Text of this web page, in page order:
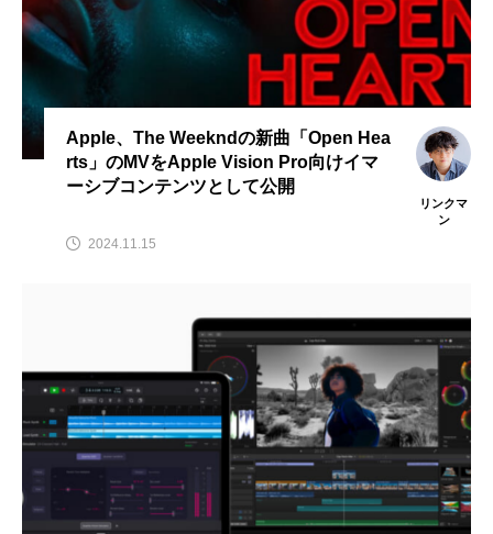
Apple、The Weekndの新曲「Open Hea
rts」のMVをApple Vision Pro向けイマ
ーシブコンテンツとして公開
リンクマ
ン
2024.11.15